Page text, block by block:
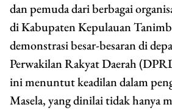
dan pemuda dari berbagai
di Kabupaten Kepulauan
demonstrasi besar-besaran di
Perwakilan Rakyat Daerah
ini menuntut keadilan dalam
Masela, yang dinilai tidak hanya